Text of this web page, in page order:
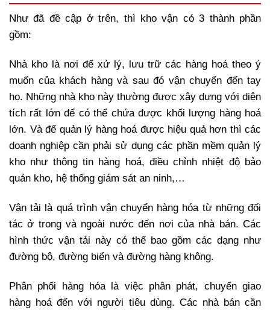
Như đã đề cập ở trên, thì kho vận có 3 thành phần
gồm:
Nhà kho là nơi để xử lý, lưu trữ các hàng hoá theo ý
muốn của khách hàng và sau đó vận chuyển đến tay
họ. Những nhà kho này thường được xây dựng với diện
tích rất lớn để có thể chứa được khối lượng hàng hoá
lớn. Và để quản lý hàng hoá được hiệu quả hơn thì các
doanh nghiệp cần phải sử dụng các phần mềm quản lý
kho như thông tin hàng hoá, điều chỉnh nhiệt độ bảo
quản kho, hệ thống giám sát an ninh,…
Vận tải là quá trình vận chuyển hàng hóa từ những đối
tác ở trong và ngoài nước đến nơi của nhà bán. Các
hình thức vận tải này có thể bao gồm các dạng như
đường bộ, đường biển và đường hàng không.
Phân phối hàng hóa là việc phân phát, chuyển giao
hàng hoá đến với người tiêu dùng. Các nhà bán cần